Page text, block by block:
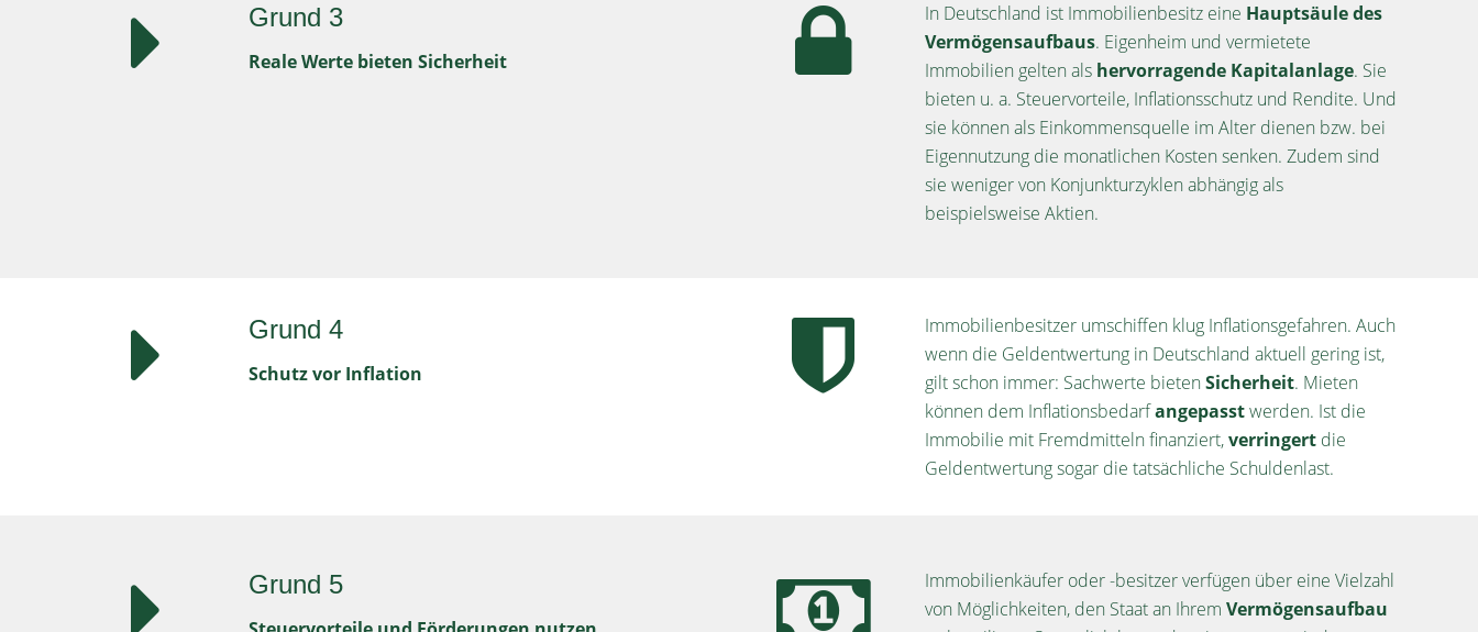
Grund 3
Reale Werte bieten Sicherheit
In Deutschland ist Immobilienbesitz eine Hauptsäule des
Vermögensaufbaus. Eigenheim und vermietete
Immobilien gelten als hervorragende Kapitalanlage. Sie
bieten u. a. Steuervorteile, Inflationsschutz und Rendite. Und
sie können als Einkommensquelle im Alter dienen bzw. bei
Eigennutzung die monatlichen Kosten senken. Zudem sind
sie weniger von Konjunkturzyklen abhängig als
beispielsweise Aktien.
Grund 4
Schutz vor Inflation
Immobilienbesitzer umschiffen klug Inflationsgefahren. Auch
wenn die Geldentwertung in Deutschland aktuell gering ist,
gilt schon immer: Sachwerte bietenSicherheit. Mieten
können dem Inflationsbedarfangepasstwerden. Ist die
Immobilie mit Fremdmitteln finanziert,verringert die
Geldentwertung sogar die tatsächliche Schuldenlast.
Grund 5
Immobilienkäufer oder -besitzer verfügen über eine Vielzahl
von Möglichkeiten, den Staat an Ihrem Vermögensaufbau